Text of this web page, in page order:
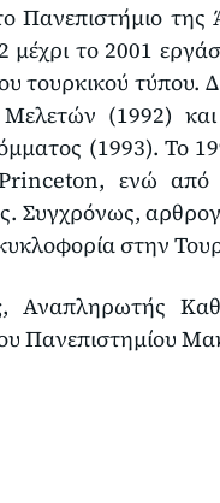
Πανεπιστήμιο
το 2001
τύπου.
Μελετών (1992)
(1993). Το
ενώ από
στην
, Αναπληρωτής